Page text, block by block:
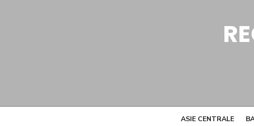
ASIE CENTRALE